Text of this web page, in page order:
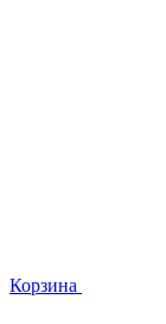
Корзина